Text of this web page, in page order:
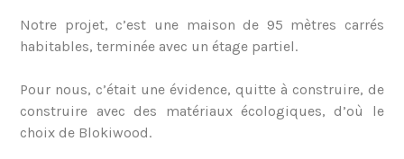
Notre projet, c’est une maison de 95 mètres carrés
habitables, terminée avec un étage partiel.
Pour nous, c’était une évidence, quitte à construire, de
construire avec des matériaux écologiques, d’où le
choix de Blokiwood.